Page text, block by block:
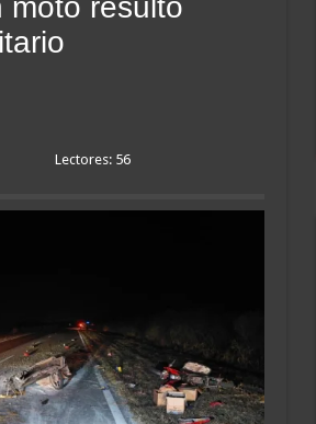
moto resultó
56